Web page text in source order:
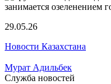
29.05.26
Новости Казахстана
Мурат Адильбек
Служба новостей